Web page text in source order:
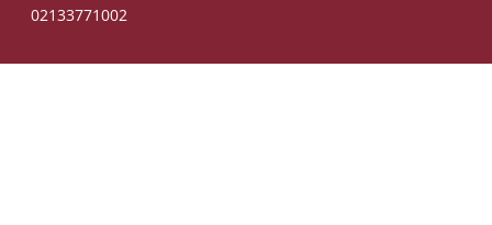
02133771002